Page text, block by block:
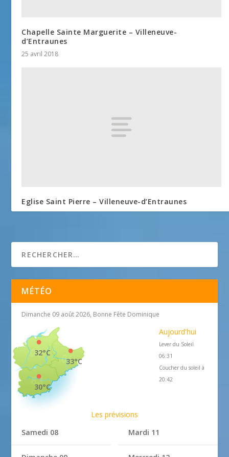
Chapelle Sainte Marguerite – Villeneuve-
d’Entraunes
25 avril 2018
Eglise Saint Pierre – Villeneuve-d’Entraunes
25 avril 2018
MÉTÉO
Dimanche 09 août 2026, Bonne Fête Dominique
33°C
32°C
30°C
Aujourd'hui
Lever du Soleil
06:31
Coucher du soleil à
20:42
Les prévisions
Samedi 08
Mardi 11